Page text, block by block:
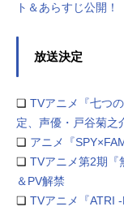
ト＆あらすじ公開！
放送決定
❏ TVアニメ『七つ
定、声優・戸谷菊之
❏ アニメ『
❏ TVアニメ第2期
＆PV解禁
❏ TVアニメ『ATRI